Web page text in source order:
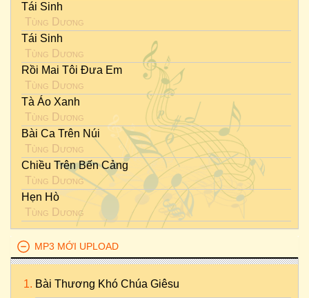
Tái Sinh
Tùng Dương
Tái Sinh
Tùng Dương
Rồi Mai Tôi Đưa Em
Tùng Dương
Tà Áo Xanh
Tùng Dương
Bài Ca Trên Núi
Tùng Dương
Chiều Trên Bến Cảng
Tùng Dương
Hẹn Hò
Tùng Dương
MP3 MỚI UPLOAD
Bài Thương Khó Chúa Giêsu